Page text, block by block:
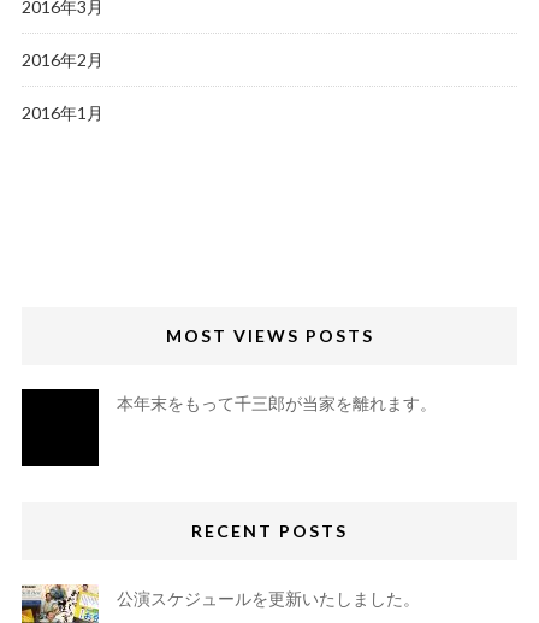
2016年3月
2016年2月
2016年1月
MOST VIEWS POSTS
本年末をもって千三郎が当家を離れます。
RECENT POSTS
公演スケジュールを更新いたしました。